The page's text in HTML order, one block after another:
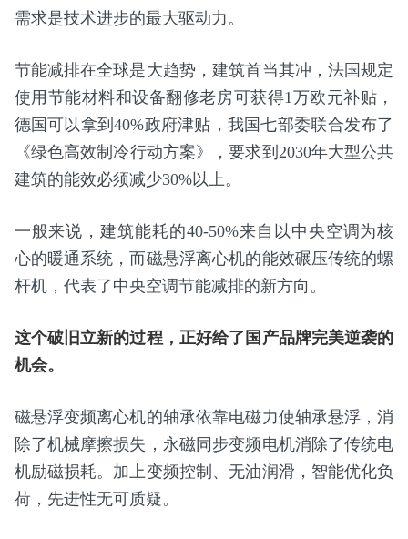
需求是技术进步的最大驱动力。
节能减排在全球是大趋势，建筑首当其冲，法国规定
使用节能材料和设备翻修老房可获得1万欧元补贴，
德国可以拿到40%政府津贴，我国七部委联合发布了
《绿色高效制冷行动方案》，要求到2030年大型公共
建筑的能效必须减少30%以上。
一般来说，建筑能耗的40-50%来自以中央空调为核
心的暖通系统，而磁悬浮离心机的能效碾压传统的螺
杆机，代表了中央空调节能减排的新方向。
这个破旧立新的过程，正好给了国产品牌完美逆袭的
机会。
磁悬浮变频离心机的轴承依靠电磁力使轴承悬浮，消
除了机械摩擦损失，永磁同步变频电机消除了传统电
机励磁损耗。加上变频控制、无油润滑，智能优化负
荷，先进性无可质疑。